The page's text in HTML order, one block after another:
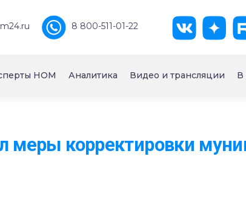
8 800-511-01-22
НОМ Аналитика Видео и трансляции В
меры корректировки